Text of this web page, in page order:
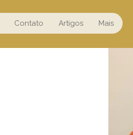
Contato Artigos Mais